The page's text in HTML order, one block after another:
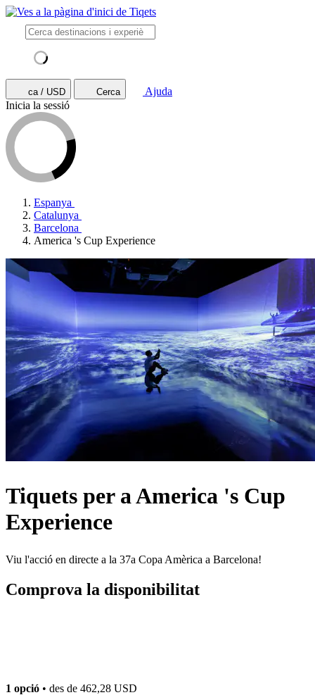
ca / USD Cerca
Ajuda
Inicia la sessió
Espanya
Catalunya
Barcelona
America 's Cup Experience
Tiquets per a America 's Cup
Experience
Viu l'acció en directe a la 37a Copa Amèrica a Barcelona!
Comprova la disponibilitat
1 opció • des de 462,28 USD